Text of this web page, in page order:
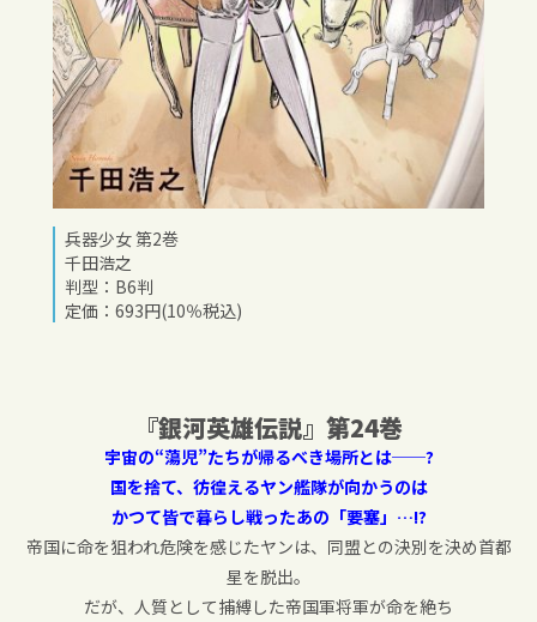
兵器少女 第2巻
千田浩之
判型：B6判
定価：693円(10％税込)
『銀河英雄伝説』第24巻
宇宙の“蕩児”たちが帰るべき場所とは──?
国を捨て、彷徨えるヤン艦隊が向かうのは
かつて皆で暮らし戦ったあの「要塞」…!?
帝国に命を狙われ危険を感じたヤンは、同盟との決別を決め首都
星を脱出。
だが、人質として捕縛した帝国軍将軍が命を絶ち